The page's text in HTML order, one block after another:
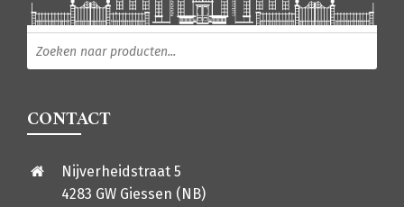
Producten zoeken
CONTACT
Nijverheidstraat 5
4283 GW Giessen (NB)